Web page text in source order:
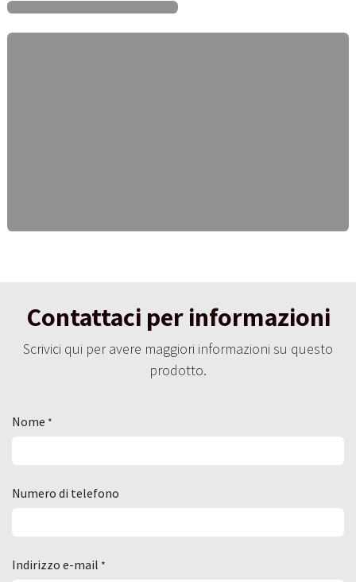
Contattaci per informazioni
Scrivici qui per avere maggiori informazioni su questo
prodotto.
Nome *
Numero di telefono
Indirizzo e-mail *